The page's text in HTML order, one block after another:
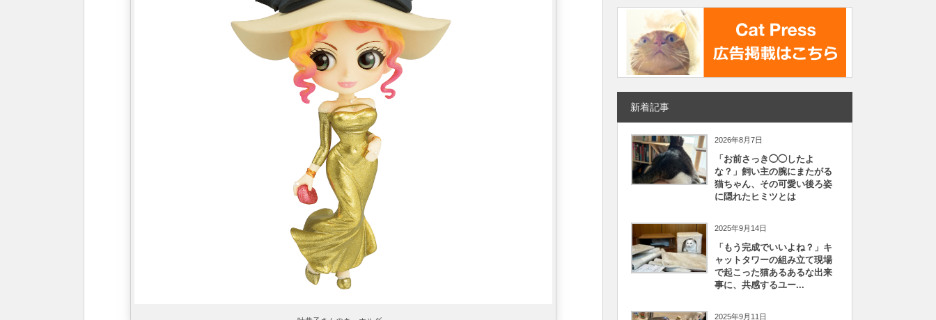
新着記事
2026年8月7日
「お前さっき◯◯したよ
な？」飼い主の腕にまたがる
猫ちゃん、その可愛い後ろ姿
に隠れたヒミツとは
2025年9月14日
「もう完成でいいよね？」キ
ャットタワーの組み立て現場
で起こった猫あるあるな出来
事に、共感するユー...
2025年9月11日